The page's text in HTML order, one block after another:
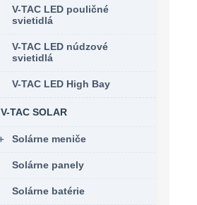
V-TAC LED pouličné
svietidlá
V-TAC LED núdzové
svietidlá
V-TAC LED High Bay
V-TAC SOLAR
Solárne meniče
Solárne panely
Solárne batérie